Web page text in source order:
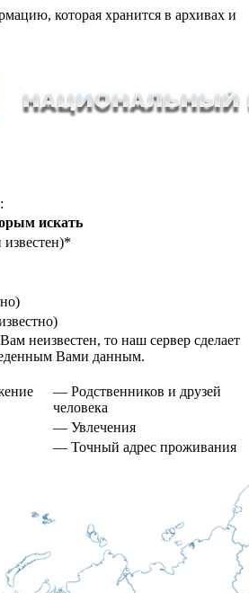
которая хранится в архивах и
искать
известен)*
неизвестен, то наш сервер сделает
Вами данным.
— Родственников и друзей
человека
— Увлечения
— Точный адрес проживания